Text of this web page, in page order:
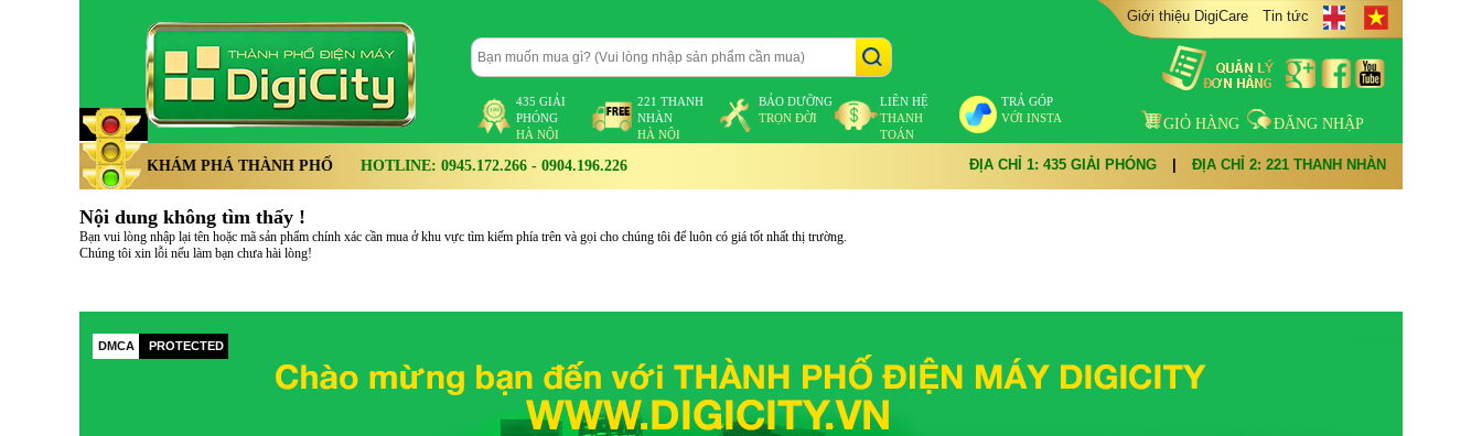
435 GIẢI
PHÓNG
HÀ NỘI
221 THANH
NHÀN
HÀ NỘI
BẢO DƯỠNG
TRỌN ĐỜI
LIÊN HỆ
THANH
TOÁN
TRẢ GÓP
VỚI INSTA
Giới thiệu DigiCare Tin tức
GIỎ HÀNG ĐĂNG NHẬP
KHÁM PHÁ THÀNH PHỐ HOTLINE: 0945.172.266 - 0904.196.226 ĐỊA CHỈ 1: 435 GIẢI PHÓNG ĐỊA CHỈ 2: 221 THANH NHÀN
Nội dung không tìm thấy !
Bạn vui lòng nhập lại tên hoặc mã sản phẩm chính xác cần mua ở khu vực tìm kiếm phía trên và gọi cho chúng tôi để luôn có giá tốt nhất thị trường.
Chúng tôi xin lỗi nếu làm bạn chưa hài lòng!
DMCA PROTECTED